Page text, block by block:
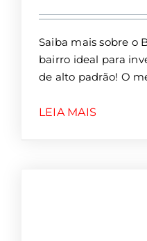
Saiba mais sobre o
bairro ideal para
de alto padrão! O
LEIA MAIS